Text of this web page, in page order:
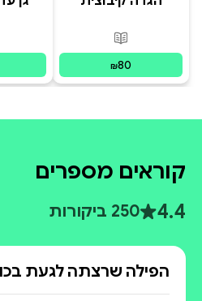
פורמטים זמינים
₪80
קוראים מספרים
4.4 250 ביקורות
הפילה שרצתה לגעת